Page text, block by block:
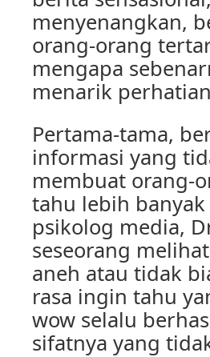
menyenangkan,
orang-orang
mengapa
menarik
Pertama-tama,
informasi yang
membuat orang-
tahu lebih
psikolog media,
seseorang
aneh atau tidak
rasa ingin tahu
wow selalu
sifatnya yang